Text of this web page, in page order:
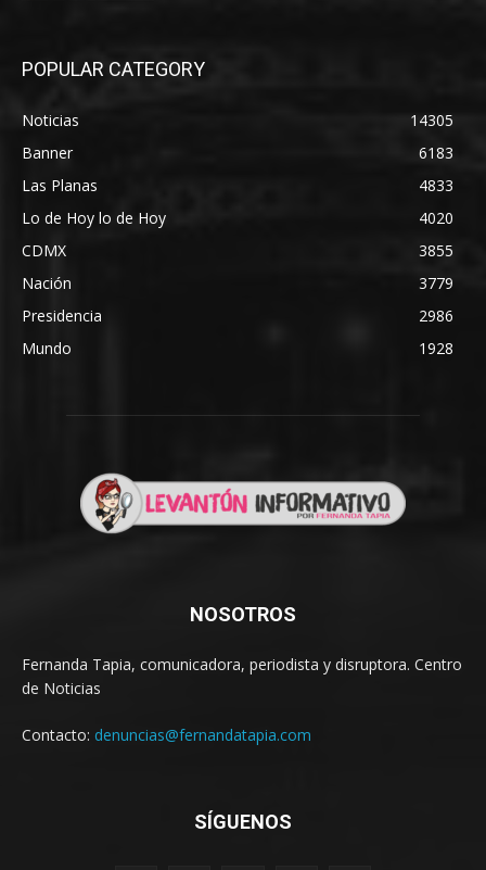
POPULAR CATEGORY
Noticias
14305
Banner
6183
Las Planas
4833
Lo de Hoy lo de Hoy
4020
CDMX
3855
Nación
3779
Presidencia
2986
Mundo
1928
NOSOTROS
Fernanda Tapia, comunicadora, periodista y disruptora. Centro
de Noticias
Contacto: denuncias@fernandatapia.com
SÍGUENOS